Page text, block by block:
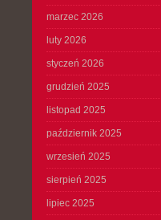
marzec 2026
luty 2026
styczeń 2026
grudzień 2025
listopad 2025
październik 2025
wrzesień 2025
sierpień 2025
lipiec 2025